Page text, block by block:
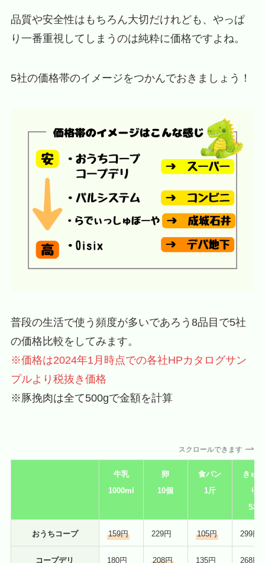
品質や安全性はもちろん大切だけれども、やっぱ
り一番重視してしまうのは純粋に価格ですよね。
5社の価格帯のイメージをつかんでおきましょう！
普段の生活で使う頻度が多いであろう8品目で5社
の価格比較をしてみます。
※価格は2024年1月時点での各社HPカタログサン
プルより税抜き価格
※豚挽肉は全て500gで金額を計算
スクロールできます
牛乳
1000ml
卵
10個
食パン
1斤
きゅ
り
5本
おうちコープ 159円 229円 105円 299円
コープデリ 180円 208円 135円 268円